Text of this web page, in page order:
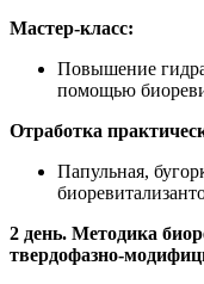
Мастер-класс:
Повышение
помощью
Отработка
Папульная,
2 день. Методика
твердофазно-